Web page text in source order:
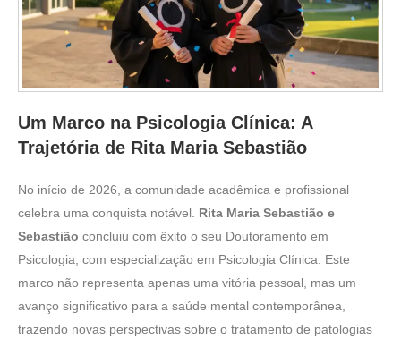
Um Marco na Psicologia Clínica: A
Trajetória de Rita Maria Sebastião
No início de 2026, a comunidade acadêmica e profissional
celebra uma conquista notável. Rita Maria Sebastião e
Sebastião concluiu com êxito o seu Doutoramento em
Psicologia, com especialização em Psicologia Clínica. Este
marco não representa apenas uma vitória pessoal, mas um
avanço significativo para a saúde mental contemporânea,
trazendo novas perspectivas sobre o tratamento de patologias